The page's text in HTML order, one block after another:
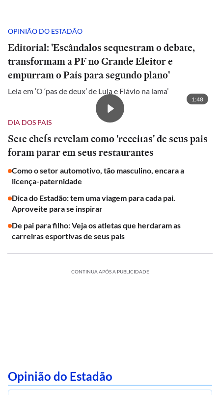
OPINIÃO DO ESTADÃO
Editorial: 'Escândalos sequestram o debate,
transformam a PF no Grande Eleitor e
empurram o País para segundo plano'
Leia em ‘O ‘pas de deux’ de Lula e Flávio na lama’
1:48
DIA DOS PAIS
Sete chefs revelam como 'receitas' de seus pais
foram parar em seus restaurantes
Como o setor automotivo, tão masculino, encara a
licença-paternidade
Dica do Estadão: tem uma viagem para cada pai.
Aproveite para se inspirar
De pai para filho: Veja os atletas que herdaram as
carreiras esportivas de seus pais
CONTINUA APÓS A PUBLICIDADE
Opinião do Estadão